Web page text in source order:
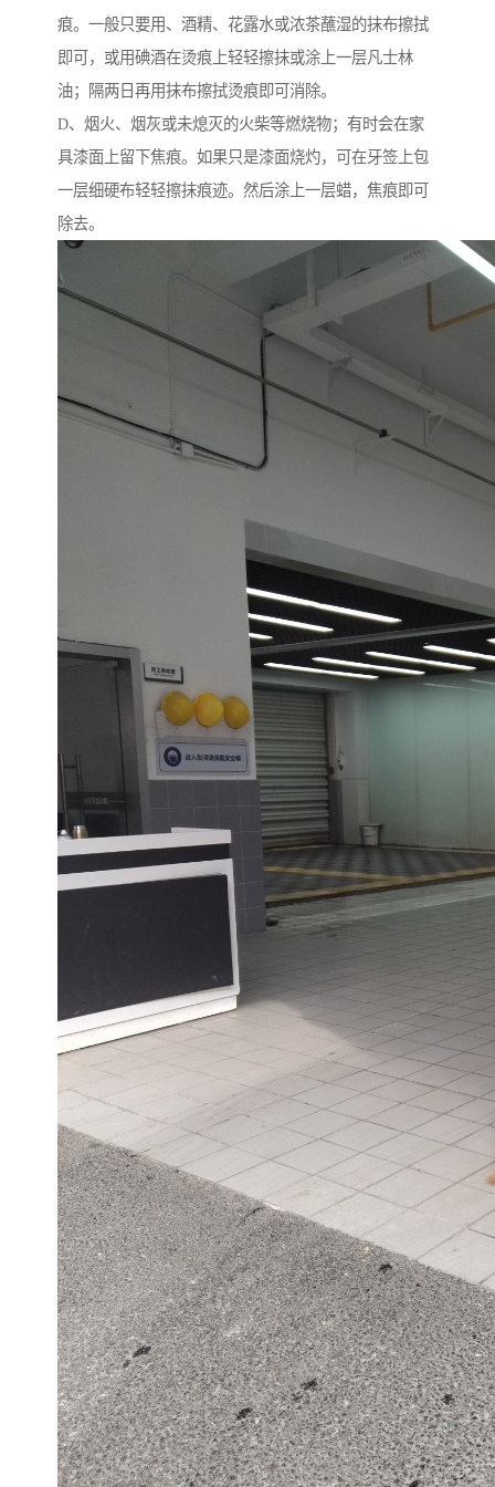
痕。一般只要用、酒精、花露水或浓茶蘸湿的抹布擦拭
即可，或用碘酒在烫痕上轻轻擦抹或涂上一层凡士林
油；隔两日再用抹布擦拭烫痕即可消除。
D、烟火、烟灰或未熄灭的火柴等燃烧物；有时会在家
具漆面上留下焦痕。如果只是漆面烧灼，可在牙签上包
一层细硬布轻轻擦抹痕迹。然后涂上一层蜡，焦痕即可
除去。